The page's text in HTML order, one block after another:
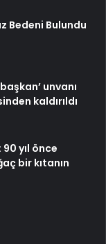
Bedeni Bulundu
unvanı
kaldırıldı
yıl önce
bir kıtanın